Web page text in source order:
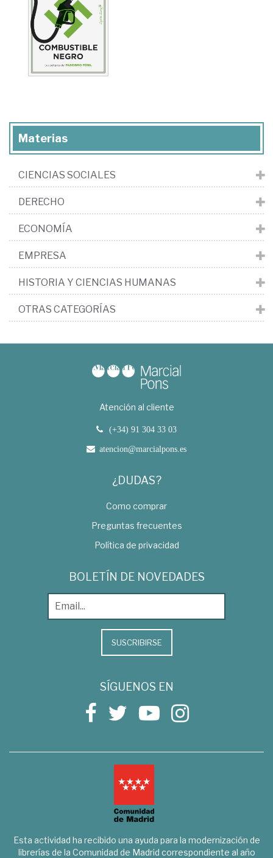
Materias
CIENCIAS SOCIALES
DERECHO
ECONOMÍA
EMPRESA
HISTORIA Y CIENCIAS HUMANAS
OTRAS CATEGORÍAS
Atención al cliente
(+34) 91 304 33 03
atencion@marcialpons.es
¿DUDAS?
Como comprar
Preguntas frecuentes
Política de privacidad
BOLETÍN DE NOVEDADES
SUSCRIBIRSE
SÍGUENOS EN
Esta actividad ha recibido una ayuda para la modernización de
librerías de la Comunidad de Madrid correspondiente al año